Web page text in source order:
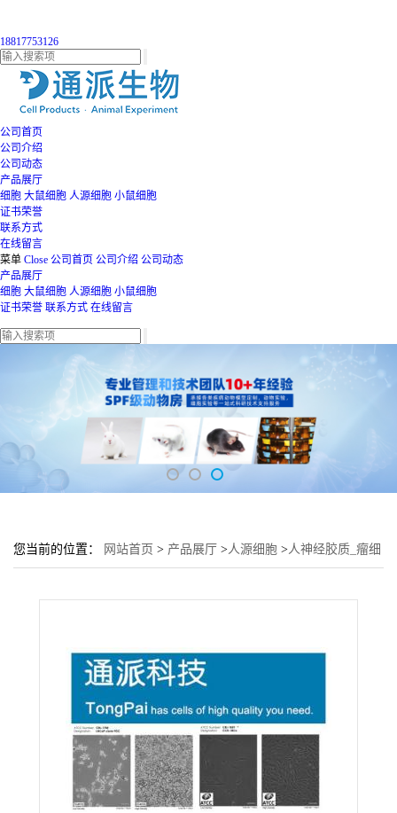
18817753126
公司首页
公司介绍
公司动态
产品展厅
细胞 大鼠细胞 人源细胞 小鼠细胞
证书荣誉
联系方式
在线留言
菜单 Close 公司首页 公司介绍 公司动态
产品展厅
细胞 大鼠细胞 人源细胞 小鼠细胞
证书荣誉 联系方式 在线留言
您当前的位置： 网站首页 > 产品展厅 >人源细胞 >人神经胶质_瘤细